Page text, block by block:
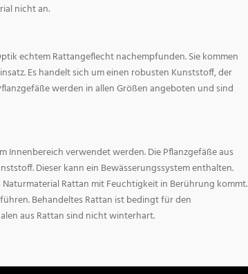
nicht an.
echtem Rattangeflecht nachempfunden. Sie kommen
Es handelt sich um einen robusten Kunststoff, der
werden in allen Größen angeboten und sind
Innenbereich verwendet werden. Die Pflanzgefäße aus
Dieser kann ein Bewässerungssystem enthalten.
Rattan mit Feuchtigkeit in Berührung kommt.
Behandeltes Rattan ist bedingt für den
aus Rattan sind nicht winterhart.